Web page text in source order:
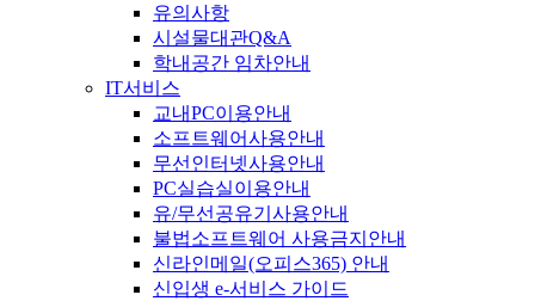
유의사항
시설물대관Q&A
학내공간 임차안내
IT서비스
교내PC이용안내
소프트웨어사용안내
무선인터넷사용안내
PC실습실이용안내
유/무선공유기사용안내
불법소프트웨어 사용금지안내
신라인메일(오피스365) 안내
신입생 e-서비스 가이드